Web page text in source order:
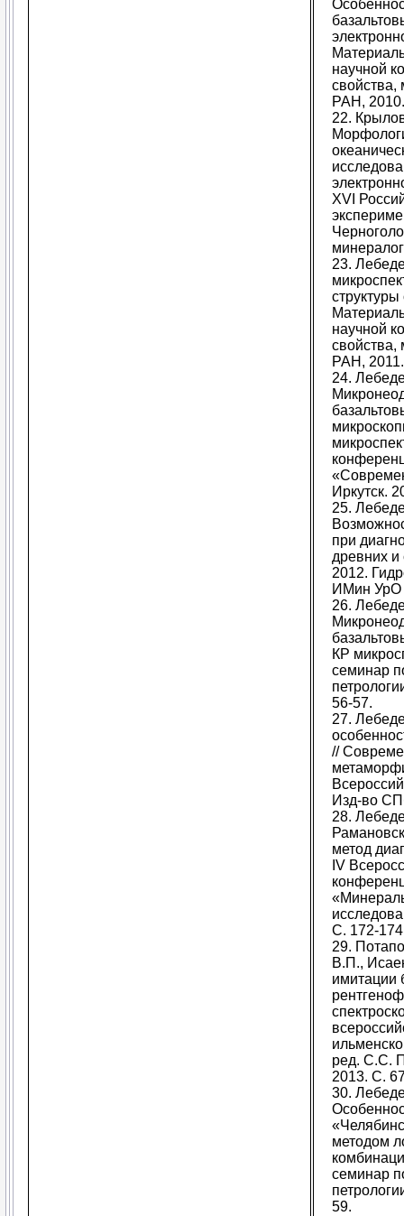
научной
РАН,
22.
XVI
23.
структуры
научной
РАН,
24.
Иркутск.
25.
при
древних
2012.
ИМин УрО
26.
КР
семинар
56-57.
27.
//
Изд-во
28.
метод
IV
С. 172-
29.
В.П.,
имитации
ред. С.С.
2013. С.
30.
методом
семинар
59.